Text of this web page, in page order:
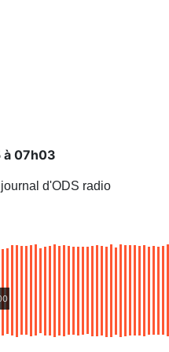
à 07h03
d'ODS radio